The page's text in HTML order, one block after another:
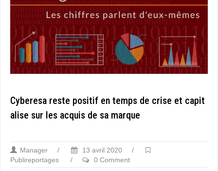
Cyberesa reste positif en temps de crise et capit
alise sur les acquis de sa marque
Manager / 13 avril 2020
/
Publireportages
/ 0 Comment